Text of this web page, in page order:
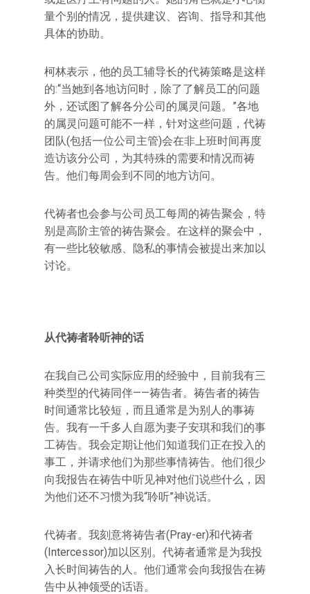
量个别的情况，提供建议、咨询、指导和其他
具体的协助。
柯林表示，他的员工辅导长的代祷策略是这样
的:“当她到各地访问时，除了了解员工的问题
外，还试图了解各分公司的属灵问题。”各地
的属灵问题可能不一样，针对这些问题，代祷
团队(包括一位公司主管)会在非上班时间再度
造访该分公司，为其特殊的需要和情况而祷
告。他们每周会到不同的地方访问。
代祷者也会参与公司员工每周的祷告聚会，特
别是高阶主管的祷告聚会。在这样的聚会中，
有一些比较敏感、隐私的事情会被提出来加以
讨论。
从代祷者聆听神的话
在我自己公司实际应用的经验中，目前我有三
种类型的代祷同伴——祷告者。祷告者的祷告
时间通常比较短，而且通常是为别人的事祷
告。我有一千多人自愿为妻子安琪和我们的事
工祷告。我会定期让他们知道我们正在投入的
事工，并请求他们为那些事情祷告。他们很少
向我报告在祷告中听见神对他们说些什么，因
为他们还不习惯为我“聆听”神说话。
代祷者。我刻意将祷告者(Pray-er)和代祷者
(Intercessor)加以区别。代祷者通常是为我投
入长时间祷告的人。他们通常会向我报告在祷
告中从神领受的话语。